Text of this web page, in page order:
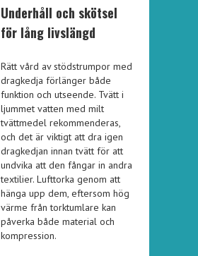
Underhåll och skötsel
för lång livslängd
Rätt vård av stödstrumpor med
dragkedja förlänger både
funktion och utseende. Tvätt i
ljummet vatten med milt
tvättmedel rekommenderas,
och det är viktigt att dra igen
dragkedjan innan tvätt för att
undvika att den fångar in andra
textilier. Lufttorka genom att
hänga upp dem, eftersom hög
värme från torktumlare kan
påverka både material och
kompression.